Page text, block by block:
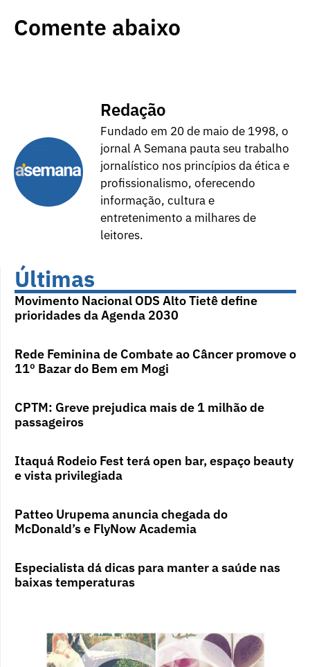
Comente abaixo
Redação
Fundado em 20 de maio de 1998, o
jornal A Semana pauta seu trabalho
jornalístico nos princípios da ética e
profissionalismo, oferecendo
informação, cultura e
entretenimento a milhares de
leitores.
Últimas
Movimento Nacional ODS Alto Tietê define
prioridades da Agenda 2030
Rede Feminina de Combate ao Câncer promove o
11º Bazar do Bem em Mogi
CPTM: Greve prejudica mais de 1 milhão de
passageiros
Itaquá Rodeio Fest terá open bar, espaço beauty
e vista privilegiada
Patteo Urupema anuncia chegada do
McDonald’s e FlyNow Academia
Especialista dá dicas para manter a saúde nas
baixas temperaturas